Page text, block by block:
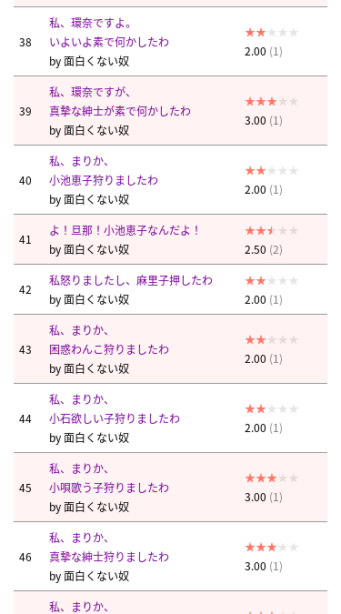
38
私、環奈ですよ。
いよいよ素で何かしたわ
by面白くない奴
2.00 (1)
39
私、環奈ですが、
真摯な紳士が素で何かしたわ
by面白くない奴
3.00 (1)
40
私、まりか、
小池恵子狩りましたわ
by面白くない奴
2.00 (1)
41
よ！旦那！小池恵子なんだよ！
by面白くない奴 2.50 (2)
42
私怒りましたし、麻里子押したわ
by面白くない奴 2.00 (1)
43
私、まりか、
困惑わんこ狩りましたわ
by面白くない奴
2.00 (1)
44
私、まりか、
小石欲しい子狩りましたわ
by面白くない奴
2.00 (1)
45
私、まりか、
小唄歌う子狩りましたわ
by面白くない奴
3.00 (1)
46
私、まりか、
真摯な紳士狩りましたわ
by面白くない奴
3.00 (1)
私、まりか、